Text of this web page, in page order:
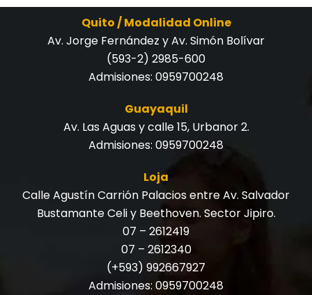
Quito / Modalidad Online
Av. Jorge Fernández y Av. Simón Bolívar
(593-2) 2985-600
Admisiones: 0959700248
Guayaquil
Av. Las Aguas y calle 15, Urbanor 2.
Admisiones: 0959700248
Loja
Calle Agustín Carrión Palacios entre Av. Salvador
Bustamante Celi y Beethoven. Sector Jipiro.
07 – 2612419
07 – 2612340
(+593) 992667927
Admisiones: 0959700248